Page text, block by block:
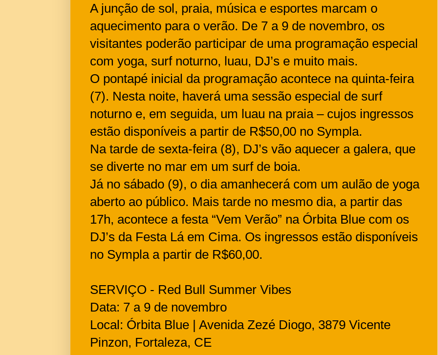
A junção de sol, praia, música e esportes marcam o
aquecimento para o verão. De 7 a 9 de novembro, os
visitantes poderão participar de uma programação especial
com yoga, surf noturno, luau, DJ’s e muito mais.
O pontapé inicial da programação acontece na quinta-feira
(7). Nesta noite, haverá uma sessão especial de surf
noturno e, em seguida, um luau na praia – cujos ingressos
estão disponíveis a partir de R$50,00 no Sympla.
Na tarde de sexta-feira (8), DJ’s vão aquecer a galera, que
se diverte no mar em um surf de boia.
Já no sábado (9), o dia amanhecerá com um aulão de yoga
aberto ao público. Mais tarde no mesmo dia, a partir das
17h, acontece a festa “Vem Verão” na Órbita Blue com os
DJ’s da Festa Lá em Cima. Os ingressos estão disponíveis
no Sympla a partir de R$60,00.
SERVIÇO - Red Bull Summer Vibes
Data: 7 a 9 de novembro
Local: Órbita Blue | Avenida Zezé Diogo, 3879 Vicente
Pinzon, Fortaleza, CE